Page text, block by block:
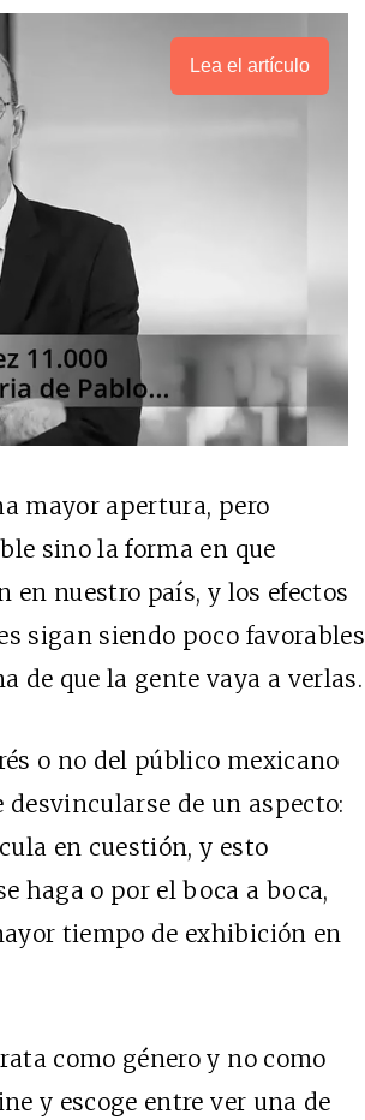
Lea el artículo
mayor apertura, pero
sino la forma en que
nuestro país, y los efectos
sigan siendo poco favorables
de que la gente vaya a verlas.
o no del público mexicano
de un aspecto:
en cuestión, y esto
haga o por el boca a boca,
tiempo de exhibición en
como género y no como
y escoge entre ver una de